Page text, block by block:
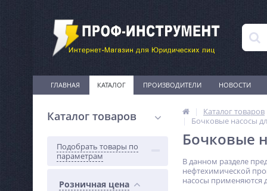
ГЛАВНАЯ КАТАЛОГ ПРОИЗВОДИТЕЛИ НОВОСТИ
Каталог товаров
Подобрать товары по
параметрам
Розничная цена
Каталог товаров
Бочковые насосы
Бочковые
В данном разделе
нефтехимической
насосы применяются